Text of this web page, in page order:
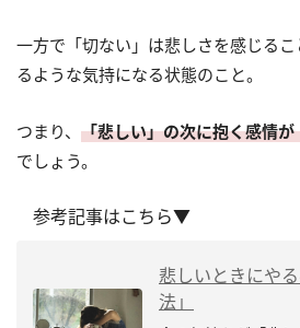
一方で「切ない」は悲しさを感じる
るような気持になる状態のこと。
つまり、 「悲しい」の次に抱く感情が
でしょう。
参考記事はこちら▼
悲しいときにや
法」